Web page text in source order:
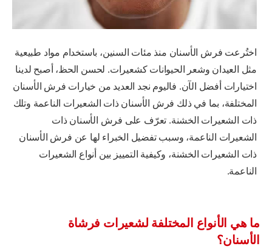
اختُرعت فرش الأسنان منذ مئات السنين، باستخدام مواد طبيعية
مثل العيدان وشعر الحيوانات كشعيرات. لحسن الحظ، أصبح لدينا
اختيارات أفضل الآن. فاليوم نجد العديد من خيارات فرش الأسنان
المختلفة، بما في ذلك فرش الأسنان ذات الشعيرات الناعمة وتلك
ذات الشعيرات الخشنة. تعرّف على فرش الأسنان ذات
الشعيرات الناعمة، وسبب تفضيل الخبراء لها عن فرش الأسنان
ذات الشعيرات الخشنة، وكيفية التمييز بين أنواع الشعيرات
الناعمة.
ما هي الأنواع المختلفة لشعيرات فرشاة
الأسنان؟